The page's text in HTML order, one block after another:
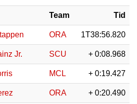
Team Tid
ORA 1T38:56.820
Jr. SCU + 0:08.968
MCL + 0:19.427
ORA + 0:20.490